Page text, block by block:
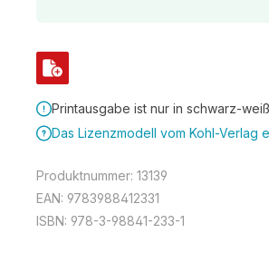
Printausgabe ist nur in schwarz-
Das Lizenzmodell vom Kohl-Verlag
Produktnummer: 13139
EAN: 9783988412331
ISBN: 978-3-98841-233-1